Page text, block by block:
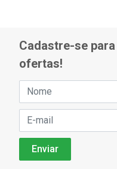
Cadastre-se
ofertas!